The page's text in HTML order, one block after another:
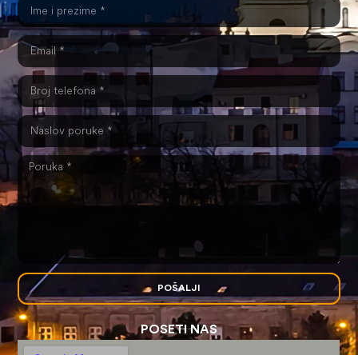
POŠALJI
POSETI NAS